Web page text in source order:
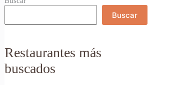
Buscar
Restaurantes más
buscados